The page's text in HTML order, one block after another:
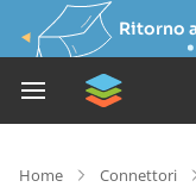
Ritorno
Home Connettori